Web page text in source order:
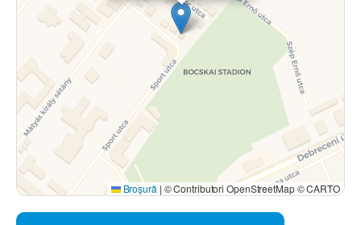
Broșură | © Contributori OpenStreetMap © CARTO